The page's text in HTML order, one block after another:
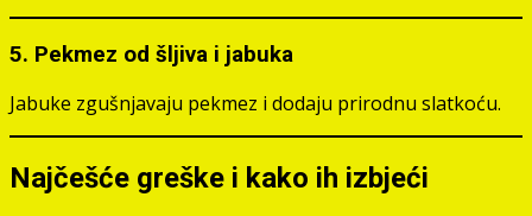
5. Pekmez od šljiva i jabuka
Jabuke zgušnjavaju pekmez i dodaju prirodnu slatkoću.
Najčešće greške i kako ih izbjeći